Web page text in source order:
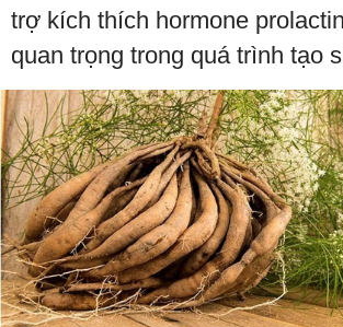
trợ kích thích hormone
quan trọng trong quá trình tạo